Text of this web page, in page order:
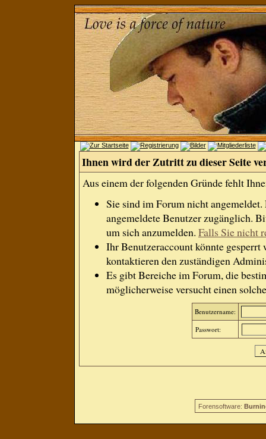
Ihnen wird der Zutritt zu dieser Seite
Aus einem der folgenden Gründe fehlt
Sie sind im Forum nicht
angemeldete Benutzer zugänglich.
um sich anzumelden. Falls Sie nicht
Ihr Benutzeraccount könnte gesperrt
kontaktieren den zuständigen
Es gibt Bereiche im Forum, die
möglicherweise versucht einen
Benutzername:
Passwort:
Forensoftware: